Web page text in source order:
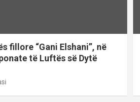
fillore “Gani Elshani”, në
të Luftës së Dytë